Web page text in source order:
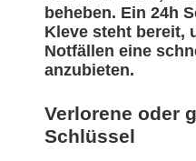
beheben. Ein 24h
Kleve steht bereit,
Notfällen eine
anzubieten.
Verlorene oder
Schlüssel